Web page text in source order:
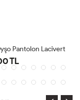
Pantolon Lacivert
TL